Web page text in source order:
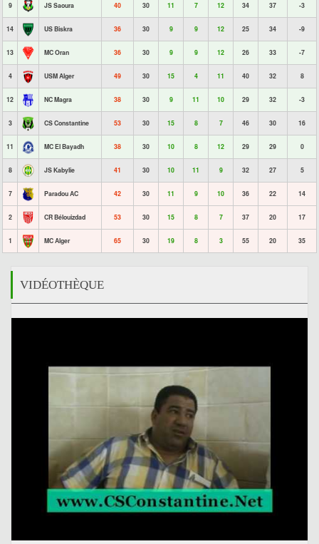
9 JS Saoura 40 30 11 7 12 34 37 -3
14 US Biskra 36 30 9 9 12 25 34 -9
13 MC Oran 36 30 9 9 12 26 33 -7
4 USM Alger 49 30 15 4 11 40 32 8
12 NC Magra 38 30 9 11 10 29 32 -3
3 CS Constantine 53 30 15 8 7 46 30 16
11 MC El Bayadh 38 30 10 8 12 29 29 0
8 JS Kabylie 41 30 10 11 9 32 27 5
7 Paradou AC 42 30 11 9 10 36 22 14
2 CR Bélouizdad 53 30 15 8 7 37 20 17
1 MC Alger 65 30 19 8 3 55 20 35
VIDÉOTHÈQUE